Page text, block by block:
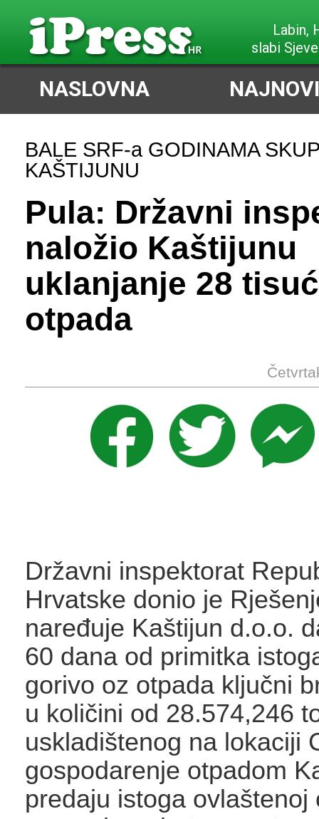
slabi
NASLOVNA
BALE SRF-a GODINAMA
KAŠTIJUNU
Pula: Državni
naložio Kaštijunu
uklanjanje 28
otpada
Državni inspektorat
Hrvatske donio je
naređuje Kaštijun d.o.o.
60 dana od primitka
gorivo oz otpada ključni
u količini od 28.574,246
uskladištenog na lokaciji
gospodarenje otpadom
predaju istoga ovlaštenoj